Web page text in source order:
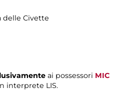
delle Civette
ai possessori MIC
interprete LIS.